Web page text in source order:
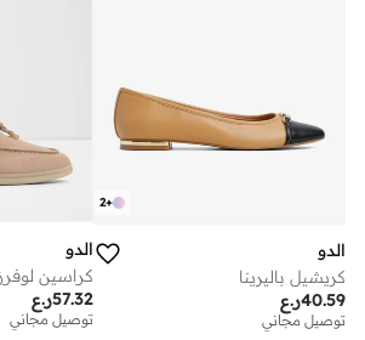
+
2
الدو
كريشيل باليرينا
ر.ع40.59
توصيل مجاني
الدو
كراسين لوفرز
ر.ع57.32
توصيل مجاني